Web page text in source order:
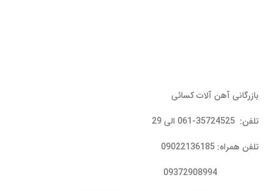
بازرگانی آهن آلات کسائی
تلفن: 35724525-061 الی 29
تلفن همراه: 09022136185